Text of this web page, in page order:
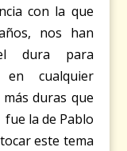
con la que
nos han
dura para
cualquier
duras que
la de Pablo
este tema